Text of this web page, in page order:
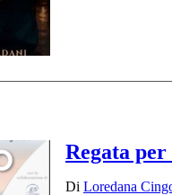
Regata
Di Loredana